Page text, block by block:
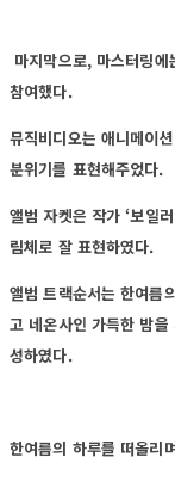
마지막으로, 마스터링
참여했다.
뮤직비디오는 애니메이
분위기를 표현해주었다.
앨범 자켓은 작가 ‘보일
림체로 잘 표현하였다.
앨범 트랙순서는 한여름
고 네온사인 가득한 밤
성하였다.
한여름의 하루를 떠올리